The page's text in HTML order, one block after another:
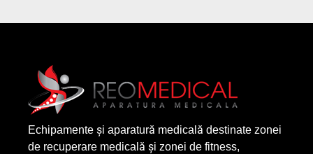
Echipamente și aparatură medicală destinate zonei
de recuperare medicală și zonei de fitness,